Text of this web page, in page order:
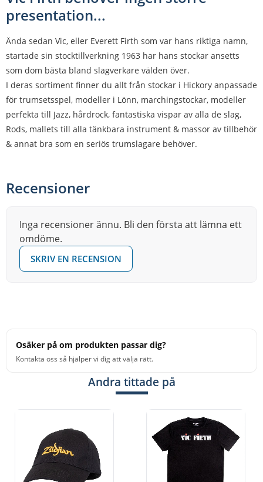
presentation...
Ända sedan Vic, eller Everett Firth som var hans riktiga namn,
startade sin stocktillverkning 1963 har hans stockar ansetts
som dom bästa bland slagverkare välden över.
I deras sortiment finner du allt från stockar i Hickory anpassade
för trumsetsspel, modeller i Lönn, marchingstockar, modeller
perfekta till Jazz, hårdrock, fantastiska vispar av alla de slag,
Rods, mallets till alla tänkbara instrument & massor av tillbehör
& annat bra som en seriös trumslagare behöver.
Recensioner
Inga recensioner ännu. Bli den första att lämna ett
omdöme.
SKRIV EN RECENSION
Osäker på om produkten passar dig?
Kontakta oss så hjälper vi dig att välja rätt.
Andra tittade på